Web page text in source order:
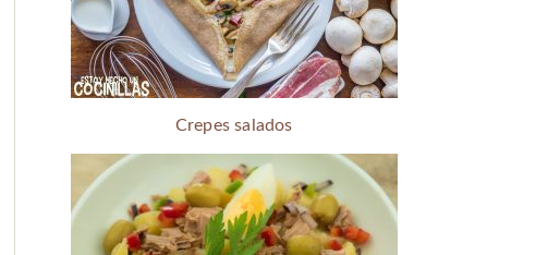
Crepes salados